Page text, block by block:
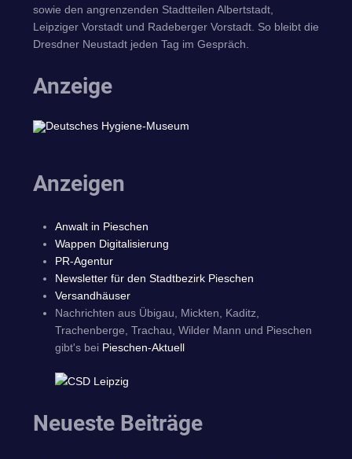
sowie den angrenzenden Stadtteilen Albertstadt,
Leipziger Vorstadt und Radeberger Vorstadt. So bleibt die
Dresdner Neustadt jeden Tag im Gespräch.
Anzeige
Anzeigen
Anwalt in Pieschen
Wappen Digitalisierung
PR-Agentur
Newsletter für den Stadtbezirk Pieschen
Versandhäuser
Nachrichten aus Übigau, Mickten, Kaditz,
Trachenberge, Trachau, Wilder Mann und Pieschen
gibt's bei Pieschen-Aktuell
Neueste Beiträge